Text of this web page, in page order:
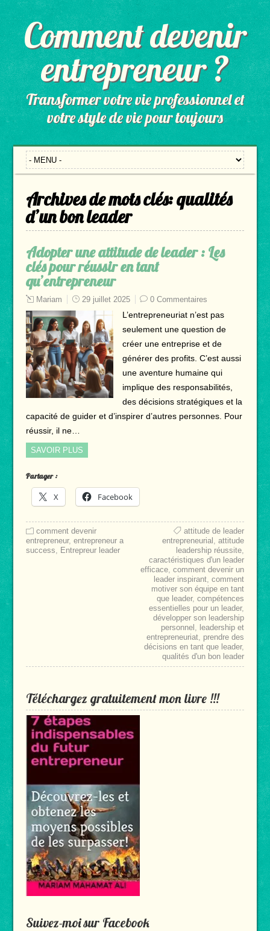
Comment devenir
entrepreneur ?
Transformer votre vie professionnel et
votre style de vie pour toujours
Archives de mots clés:qualités
d’un bon leader
Adopter une attitude de leader : Les
clés pour réussir en tant
qu’entrepreneur
Mariam 29 juillet 2025 0 Commentaires
L’entrepreneuriat n’est pas
seulement une question de
créer une entreprise et de
générer des profits. C’est aussi
une aventure humaine qui
implique des responsabilités,
des décisions stratégiques et la
capacité de guider et d’inspirer d’autres personnes. Pour
réussir, il ne…
SAVOIR PLUS
Partager :
X Facebook
comment devenir
entrepreneur, entrepreneur a
success, Entrepreur leader
attitude de leader
entrepreneurial ,attitude
leadership réussite,
caractéristiques d'un leader
efficace,comment devenir un
leader inspirant,comment
motiver son équipe en tant
que leader,compétences
essentielles pour un leader,
développer son leadership
personnel , leadership et
entrepreneuriat, prendre des
décisions en tant que leader,
qualités d'un bon leader
Téléchargez gratuitement mon livre !!!
Suivez-moi sur Facebook